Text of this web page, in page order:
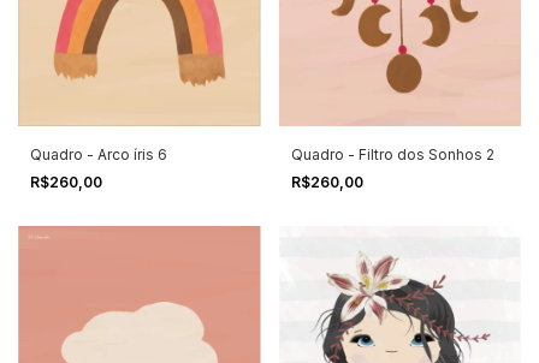
Quadro - Arco íris 6
R$260,00
Quadro - Filtro dos Sonhos 2
R$260,00